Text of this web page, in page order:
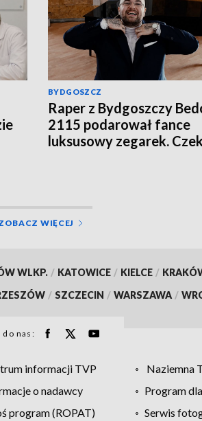
BYDGOSZCZ
Raper z Bydgoszczy
2115 podarował fance
luksusowy zegarek.
WIĘCEJ
WLKP. / KATOWICE / KIELCE /
/ SZCZECIN / WARSZAWA /
do nas:
informacji TVP Naziemna
o nadawcy
Program
program (ROPAT)
Serwis